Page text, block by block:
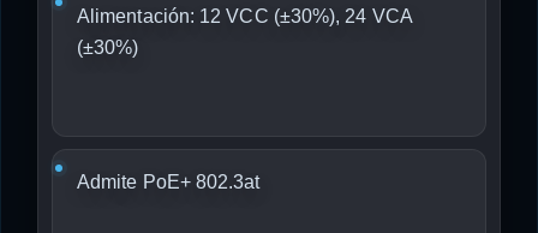
Alimentación: 12 VCC (±30%), 24 VCA
(±30%)
Admite PoE+ 802.3at